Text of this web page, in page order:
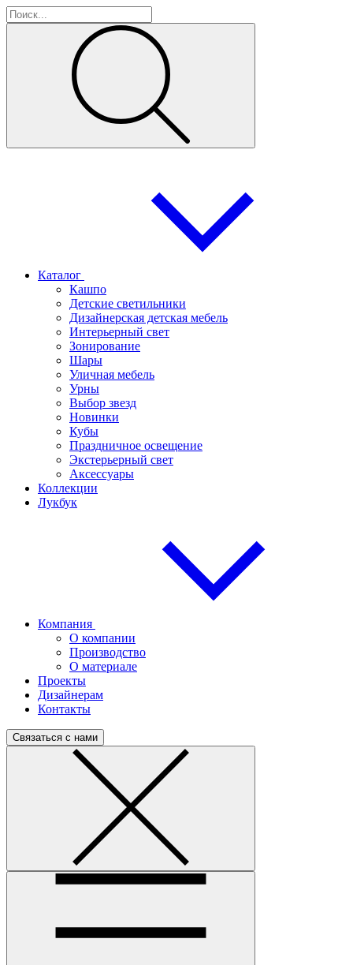
Каталог
Кашпо
Детские светильники
Дизайнерская детская мебель
Интерьерный свет
Зонирование
Шары
Уличная мебель
Урны
Выбор звезд
Новинки
Кубы
Праздничное освещение
Экстерьерный свет
Аксессуары
Коллекции
Лукбук
Компания
О компании
Производство
О материале
Проекты
Дизайнерам
Контакты
Связаться с нами